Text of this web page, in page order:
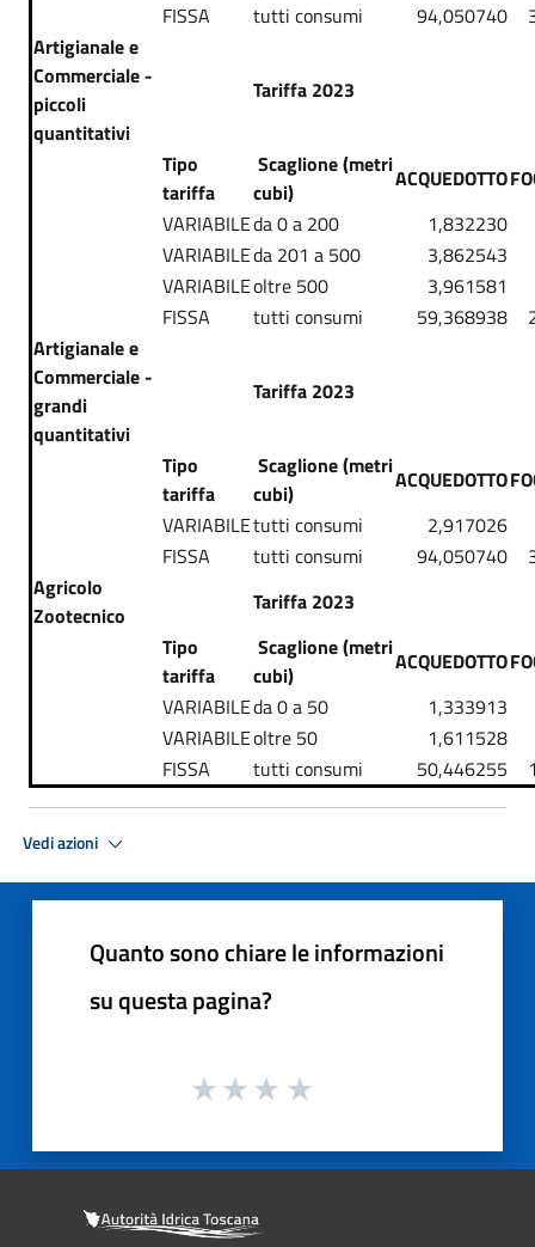
FISSA
tutti consumi 94,050740
Artigianale e
Commerciale -
piccoli
quantitativi
Tariffa 2023
Tipo
tariffa
Scaglione (metri
cubi)
ACQUEDOTTO
VARIABILEda 0 a 200
1,832230
VARIABILEda 201 a 500
3,862543
VARIABILEoltre 500
3,961581
FISSA
tutti consumi 59,368938
Artigianale e
Commerciale -
grandi
quantitativi
Tariffa 2023
Tipo
tariffa
Scaglione (metri
cubi)
ACQUEDOTTO
VARIABILEtutti consumi
2,917026
FISSA
tutti consumi 94,050740
Agricolo
Zootecnico
Tariffa 2023
Tipo
tariffa
Scaglione (metri
cubi)
ACQUEDOTTO
VARIABILEda 0 a 50
1,333913
VARIABILEoltre 50
1,611528
FISSA
tutti consumi 50,446255
Vedi azioni
Quanto sono chiare le informazioni
su questa pagina?